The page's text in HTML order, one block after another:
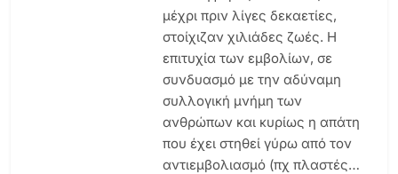
μέχρι πριν λίγες δεκαετίες,
στοίχιζαν χιλιάδες ζωές. Η
επιτυχία των εμβολίων, σε
συνδυασμό με την αδύναμη
συλλογική μνήμη των
ανθρώπων και κυρίως η απάτη
που έχει στηθεί γύρω από τον
αντιεμβολιασμό (πχ πλαστές…